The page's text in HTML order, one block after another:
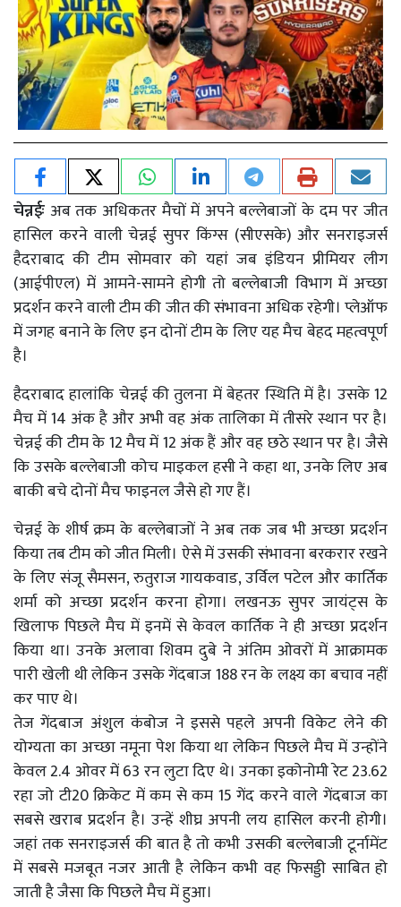
चेन्नईः अब तक अधिकतर मैचों में अपने बल्लेबाजों के दम पर जीत
हासिल करने वाली चेन्नई सुपर किंग्स (सीएसके) और सनराइजर्स
हैदराबाद की टीम सोमवार को यहां जब इंडियन प्रीमियर लीग
(आईपीएल) में आमने-सामने होगी तो बल्लेबाजी विभाग में अच्छा
प्रदर्शन करने वाली टीम की जीत की संभावना अधिक रहेगी। प्लेऑफ
में जगह बनाने के लिए इन दोनों टीम के लिए यह मैच बेहद महत्वपूर्ण
है।
हैदराबाद हालांकि चेन्नई की तुलना में बेहतर स्थिति में है। उसके 12
मैच में 14 अंक है और अभी वह अंक तालिका में तीसरे स्थान पर है।
चेन्नई की टीम के 12 मैच में 12 अंक हैं और वह छठे स्थान पर है। जैसे
कि उसके बल्लेबाजी कोच माइकल हसी ने कहा था, उनके लिए अब
बाकी बचे दोनों मैच फाइनल जैसे हो गए हैं।
चेन्नई के शीर्ष क्रम के बल्लेबाजों ने अब तक जब भी अच्छा प्रदर्शन
किया तब टीम को जीत मिली। ऐसे में उसकी संभावना बरकरार रखने
के लिए संजू सैमसन, रुतुराज गायकवाड, उर्विल पटेल और कार्तिक
शर्मा को अच्छा प्रदर्शन करना होगा। लखनऊ सुपर जायंट्स के
खिलाफ पिछले मैच में इनमें से केवल कार्तिक ने ही अच्छा प्रदर्शन
किया था। उनके अलावा शिवम दुबे ने अंतिम ओवरों में आक्रामक
पारी खेली थी लेकिन उसके गेंदबाज 188 रन के लक्ष्य का बचाव नहीं
कर पाए थे।
तेज गेंदबाज अंशुल कंबोज ने इससे पहले अपनी विकेट लेने की
योग्यता का अच्छा नमूना पेश किया था लेकिन पिछले मैच में उन्होंने
केवल 2.4 ओवर में 63 रन लुटा दिए थे। उनका इकोनोमी रेट 23.62
रहा जो टी20 क्रिकेट में कम से कम 15 गेंद करने वाले गेंदबाज का
सबसे खराब प्रदर्शन है। उन्हें शीघ्र अपनी लय हासिल करनी होगी।
जहां तक सनराइजर्स की बात है तो कभी उसकी बल्लेबाजी टूर्नामेंट
में सबसे मजबूत नजर आती है लेकिन कभी वह फिसड्डी साबित हो
जाती है जैसा कि पिछले मैच में हुआ।